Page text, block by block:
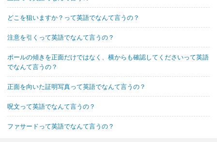
どこを狙いますか？って英語でなんて言うの？
注意を引くって英語でなんて言うの？
ポールの傾きを正面だけではなく、横からも確認してくださいって英語
でなんて言うの？
正面を向いた証明写真って英語でなんて言うの？
呪文って英語でなんて言うの？
ファサードって英語でなんて言うの？